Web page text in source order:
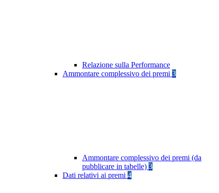
Relazione sulla Performance
Ammontare complessivo dei premi 3
Ammontare complessivo dei premi (da
pubblicare in tabelle) 3
Dati relativi ai premi 4